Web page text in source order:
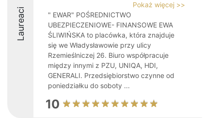
Laureaci
Pokaż więcej >>
" EWAR" POŚREDNICTWO
UBEZPIECZENIOWE- FINANSOWE EWA
ŚLIWIŃSKA to placówka, która znajduje
się we Władysławowie przy ulicy
Rzemieślniczej 26. Biuro współpracuje
między innymi z PZU, UNIQA, HDI,
GENERALI. Przedsiębiorstwo czynne od
poniedziałku do soboty ...
10